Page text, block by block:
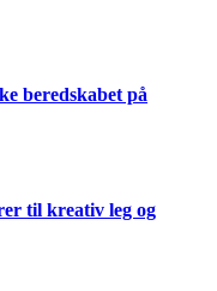
beredskabet på
til kreativ leg og